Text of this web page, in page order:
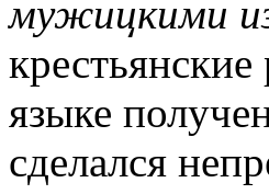
мужицкими
языке
сделался